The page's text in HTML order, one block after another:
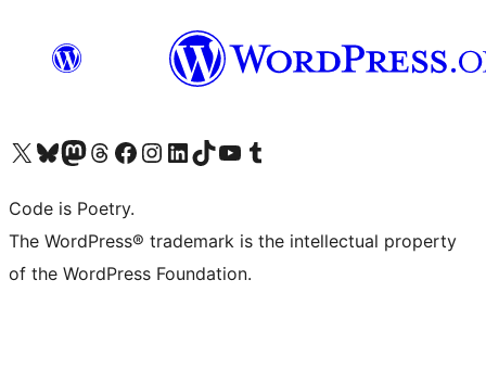
Visita il nostro account X (ex Twitter)
Visita il nostro account Bluesky
Visita il nostro account Mastodon
Visita il nostro account Threads
Visita la nostra pagina Facebook
Visita il nostro account Instagram
Visita il nostro account LinkedIn
Visita il nostro account TikTok
Visita il nostro canale YouTube
Visita il nostro account Tumblr
Code is Poetry.
The WordPress® trademark is the intellectual property
of the WordPress Foundation.